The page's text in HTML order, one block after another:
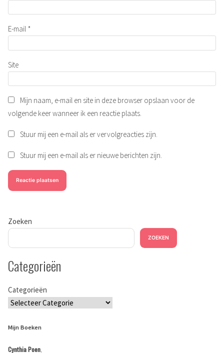
E-mail *
Site
Mijn naam, e-mail en site in deze browser opslaan voor de
volgende keer wanneer ik een reactie plaats.
Stuur mij een e-mail als er vervolgreacties zijn.
Stuur mij een e-mail als er nieuwe berichten zijn.
Zoeken
ZOEKEN
Categorieën
Categorieën
Mijn Boeken
Cynthia Poen,